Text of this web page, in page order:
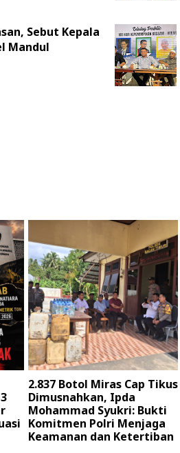
Sebut Kepala
Mandul
2.837 Botol Miras Cap Tikus
Dimusnahkan, Ipda
Mohammad Syukri: Bukti
Komitmen Polri Menjaga
Keamanan dan Ketertiban